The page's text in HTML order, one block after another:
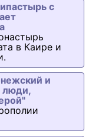
с
в Каире и
и
люди,